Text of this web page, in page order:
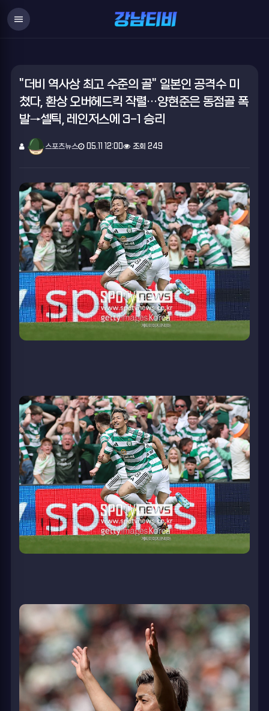
menu
"더비 역사상 최고 수준의 골" 일본인 공격수 미
쳤다, 환상 오버헤드킥 작렬…양현준은 동점골 폭
발→셀틱, 레인저스에 3-1 승리
스포츠뉴스 05.11 12:00 조회 249